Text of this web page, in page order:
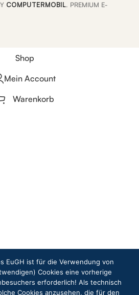
COMPUTERMOBIL. PREMIUM E-
Shop
Mein Account
Warenkorb
EuGH ist für die Verwendung von
Cookies eine vorherige
erforderlich! Als technisch
Cookies anzusehen, die für den